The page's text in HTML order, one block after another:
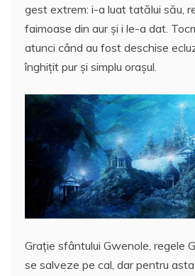
gest extrem: i-a luat tatălui său,
faimoase din aur şi i le-a dat.
atunci când au fost deschise
înghiţit pur şi simplu oraşul.
Graţie sfântului Gwenole, regele
se salveze pe cal, dar pentru